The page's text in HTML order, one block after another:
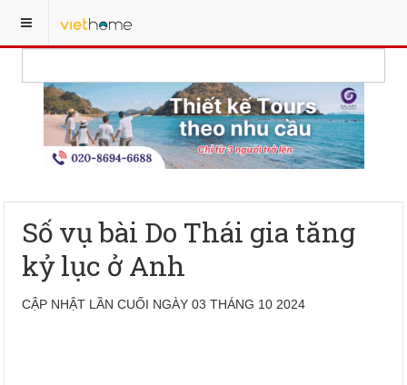
Số vụ bài Do Thái gia tăng
kỷ lục ở Anh
CẬP NHẬT LẦN CUỐI NGÀY 03 THÁNG 10 2024